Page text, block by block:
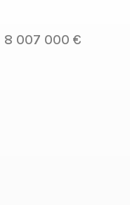
8 007 000 €